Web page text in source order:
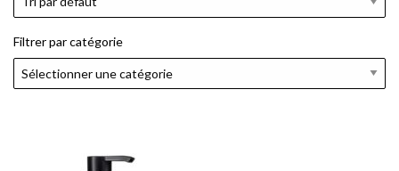
Filtrer par catégorie